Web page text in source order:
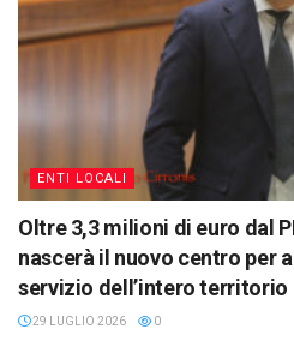
ENTI LOCALI
Oltre 3,3 milioni di euro dal
nascerà il nuovo centro per
servizio dell’intero territorio
29 LUGLIO 2026 0